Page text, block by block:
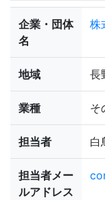
企業・団体
名
株
地域 長
業種 そ
担当者
担当者メー
ルアドレス